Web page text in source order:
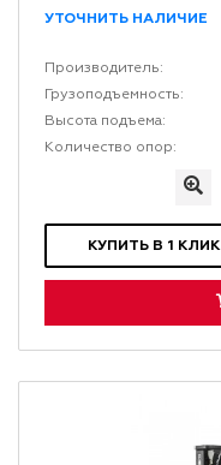
УТОЧНИТЬ НАЛИЧИЕ
Производитель:
Грузоподъемность:
Высота подъема:
Количество опор:
КУПИТЬ В 1 КЛИК